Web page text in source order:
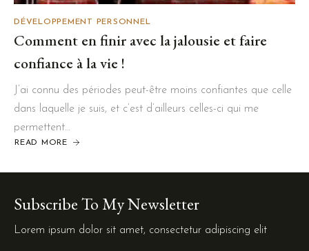
DÉVELOPPEMENT PERSONNEL
Comment en finir avec la jalousie et faire
confiance à la vie !
J’ai connu des périodes peut-être moins confiantes que celle
dans laquelle je suis, et c’est d’ailleurs celles-ci qui me
permettent…
READ MORE
Subscribe To My Newsletter
Lorem ipsum dolor sit amet, consectetur adipiscing elit